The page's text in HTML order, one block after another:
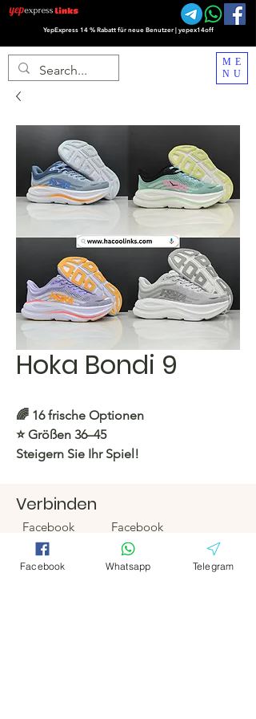
YepExpress 14 % Rabatt für neue Benutzer | yepex14off
ME
NU
Hoka Bondi 9
🌈 16 frische Optionen
⭐️ Größen 36–45
Steigern Sie Ihr Spiel!
Hacoo Store
https://c.hacoo.pl/2eg7RJ
Verbinden
Facebook
Telegramm
Hacoo Store
Tabellenkalkula
Facebook
Telegramm
Facebook Whatsapp Telegram